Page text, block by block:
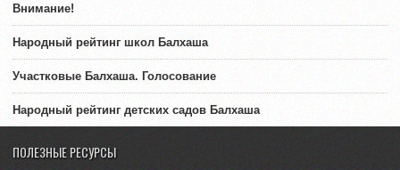
Внимание!
Народный рейтинг школ Балхаша
Участковые Балхаша. Голосование
Народный рейтинг детских садов Балхаша
ПОЛЕЗНЫЕ РЕСУРСЫ